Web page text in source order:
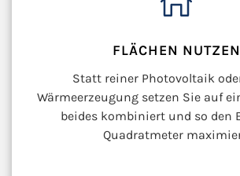
FLÄCHEN NUTZEN
Statt reiner Photovoltaik
Wärmeerzeugung setzen Sie auf
beides kombiniert und so den
Quadratmeter